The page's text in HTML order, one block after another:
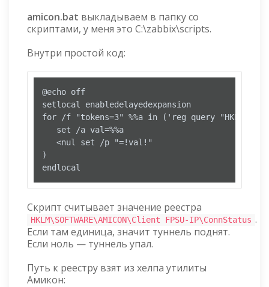
amicon.bat выкладываем в папку со
скриптами, у меня это C:\zabbix\scripts.
Внутри простой код:
@echo off
setlocal enabledelayedexpansion
for /f "tokens=3" %%a in ('reg query
   set /a val=%%a
   <nul set /p "=!val!"
)
endlocal
Скрипт считывает значение реестра
HKLM\SOFTWARE\AMICON\Client FPSU-IP\ConnStatus .
Если там единица, значит туннель поднят.
Если ноль — туннель упал.
Путь к реестру взят из хелпа утилиты
Амикон: